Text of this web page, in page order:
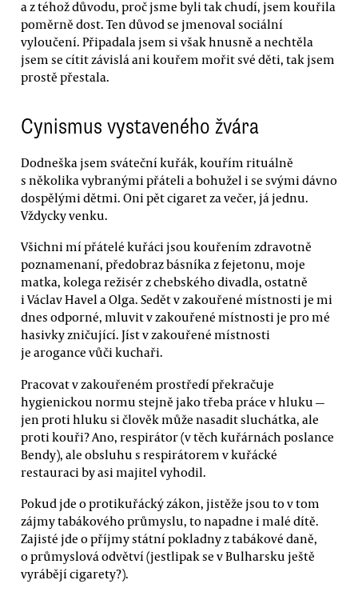
a z téhož důvodu, proč jsme byli tak chudí, jsem kouřila
poměrně dost. Ten důvod se jmenoval sociální
vyloučení. Připadala jsem si však hnusně a nechtěla
jsem se cítit závislá ani kouřem mořit své děti, tak jsem
prostě přestala.
Cynismus vystaveného žvára
Dodneška jsem sváteční kuřák, kouřím rituálně
s několika vybranými přáteli a bohužel i se svými dávno
dospělými dětmi. Oni pět cigaret za večer, já jednu.
Vždycky venku.
Všichni mí přátelé kuřáci jsou kouřením zdravotně
poznamenaní, předobraz básníka z fejetonu, moje
matka, kolega režisér z chebského divadla, ostatně
i Václav Havel a Olga. Sedět v zakouřené místnosti je mi
dnes odporné, mluvit v zakouřené místnosti je pro mé
hasivky zničující. Jíst v zakouřené místnosti
je arogance vůči kuchaři.
Pracovat v zakouřeném prostředí překračuje
hygienickou normu stejně jako třeba práce v hluku —
jen proti hluku si člověk může nasadit sluchátka, ale
proti kouři? Ano, respirátor (v těch kuřárnách poslance
Bendy), ale obsluhu s respirátorem v kuřácké
restauraci by asi majitel vyhodil.
Pokud jde o protikuřácký zákon, jistěže jsou to v tom
zájmy tabákového průmyslu, to napadne i malé dítě.
Zajisté jde o příjmy státní pokladny z tabákové daně,
o průmyslová odvětví (jestlipak se v Bulharsku ještě
vyrábějí cigarety?).